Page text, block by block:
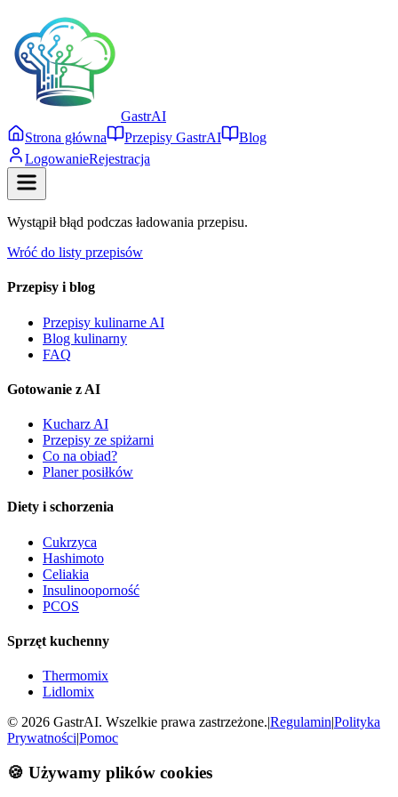
GastrAI
Strona główna
Przepisy GastrAI
Blog
LogowanieRejestracja
Wystąpił błąd podczas ładowania przepisu.
Wróć do listy przepisów
Przepisy i blog
Przepisy kulinarne AI
Blog kulinarny
FAQ
Gotowanie z AI
Kucharz AI
Przepisy ze spiżarni
Co na obiad?
Planer posiłków
Diety i schorzenia
Cukrzyca
Hashimoto
Celiakia
Insulinooporność
PCOS
Sprzęt kuchenny
Thermomix
Lidlomix
© 2026 GastrAI. Wszelkie prawa zastrzeżone.|Regulamin|Polityka
Prywatności|Pomoc
🍪 Używamy plików cookies